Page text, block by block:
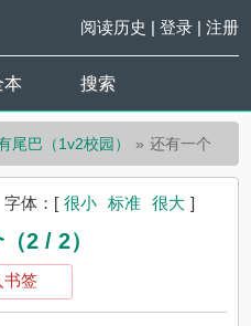
阅读历史 | 登录| 注册
本 搜索
尾巴（1v2校园） 还有一个
字体： [ 很小 标准 很大 ]
2 / 2）
书签